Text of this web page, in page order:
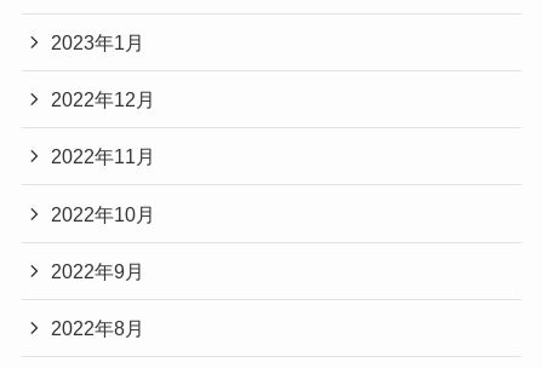
2023年1月
2022年12月
2022年11月
2022年10月
2022年9月
2022年8月